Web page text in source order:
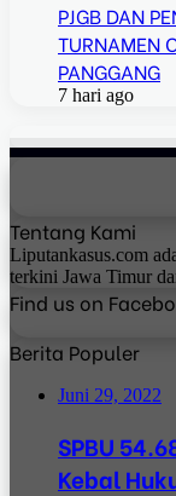
PJGB DAN
TURNAMEN
PANGGANG
7 hari ago
Tentang Kami
Liputankasus.com
terkini Jawa Timur
Find us on
Berita Populer
Juni 29, 2022
SPBU
Kebal